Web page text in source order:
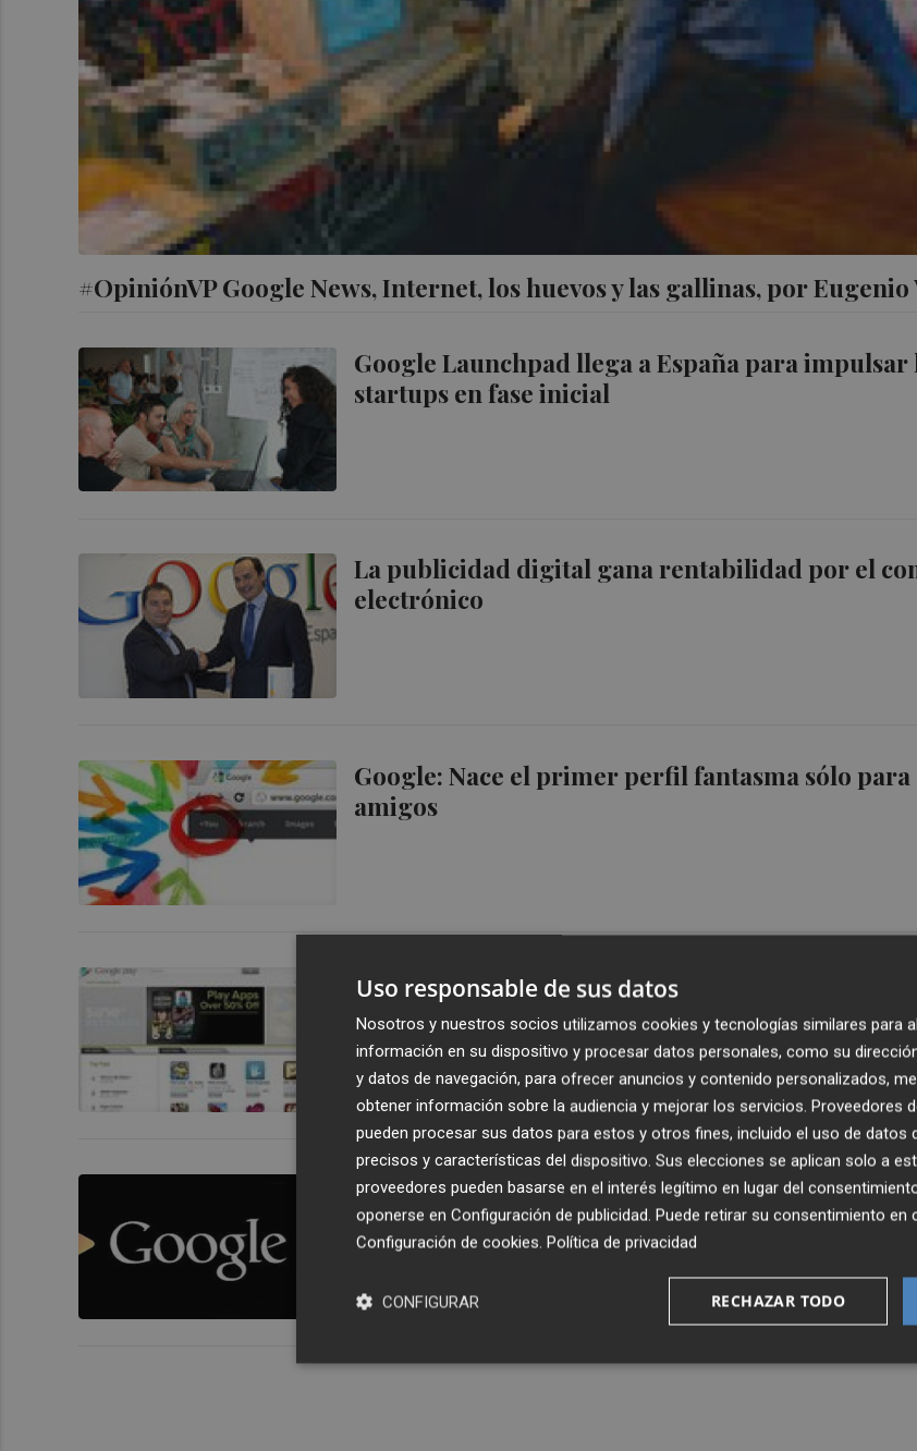
#OpiniónVP Google News, Internet, los huevos y las gallinas, por Eugenio
Google Launchpad llega a España para impulsar
startups en fase inicial
La publicidad digital gana rentabilidad por el
electrónico
Google: Nace el primer perfil fantasma sólo para
amigos
Google integra su tienda Play en la página de
Google Play: el reproductor multimedia online
Google
Uso responsable de sus datos
Nosotros y nuestros socios utilizamos cookies y tecnologías similares para
información en su dispositivo y procesar datos personales, como su
y datos de navegación, para ofrecer anuncios y contenido personalizados,
obtener información sobre la audiencia y mejorar los servicios. Proveedores
pueden procesar sus datos para estos y otros fines, incluido el uso de datos
precisos y características del dispositivo. Sus elecciones se aplican solo a
proveedores pueden basarse en el interés legítimo en lugar del
oponerse en Configuración de publicidad. Puede retirar su consentimiento en
Configuración de cookies. Política de privacidad
RECHAZAR TODO
CONFIGURAR